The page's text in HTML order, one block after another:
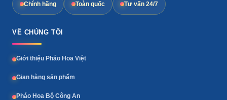
Chính hãng Toàn quốc Tư vấn 24/7
VỀ CHÚNG TÔI
Giới thiệu Pháo Hoa Việt
Gian hàng sản phẩm
Pháo Hoa Bộ Công An